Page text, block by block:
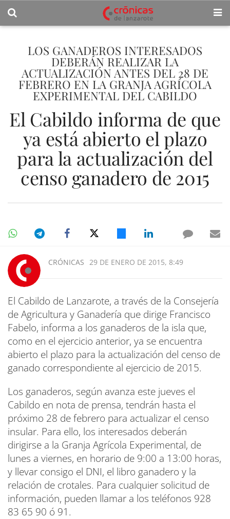
LOS GANADEROS INTERESADOS
DEBERÁN REALIZAR LA
ACTUALIZACIÓN ANTES DEL 28 DE
FEBRERO EN LA GRANJA AGRÍCOLA
EXPERIMENTAL DEL CABILDO
El Cabildo informa de que
ya está abierto el plazo
para la actualización del
censo ganadero de 2015
CRÓNICAS 29 DE ENERO DE 2015, 8:49
El Cabildo de Lanzarote, a través de la Consejería
de Agricultura y Ganadería que dirige Francisco
Fabelo, informa a los ganaderos de la isla que,
como en el ejercicio anterior, ya se encuentra
abierto el plazo para la actualización del censo de
ganado correspondiente al ejercicio de 2015.
Los ganaderos, según avanza este jueves el
Cabildo en nota de prensa, tendrán hasta el
próximo 28 de febrero para actualizar el censo
insular. Para ello, los interesados deberán
dirigirse a la Granja Agrícola Experimental, de
lunes a viernes, en horario de 9:00 a 13:00 horas,
y llevar consigo el DNI, el libro ganadero y la
relación de crotales. Para cualquier solicitud de
información, pueden llamar a los teléfonos 928
83 65 90 ó 91.